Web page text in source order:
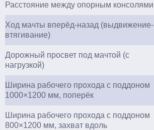
Расстояние между опорным консолями
Ход мачты вперёд-назад (выдвижение-
втягивание)
Дорожный просвет под мачтой (с
нагрузкой)
Ширина рабочего прохода с поддоном
1000×1200 мм, поперёк
Ширина рабочего прохода с поддоном
800×1200 мм, захват вдоль